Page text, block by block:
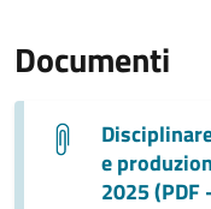
Documenti
e
2025 (PDF